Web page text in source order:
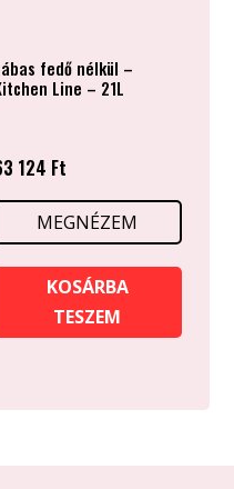
fedő nélkül –
Line – 21L
124 Ft
MEGNÉZEM
KOSÁRBA
TESZEM